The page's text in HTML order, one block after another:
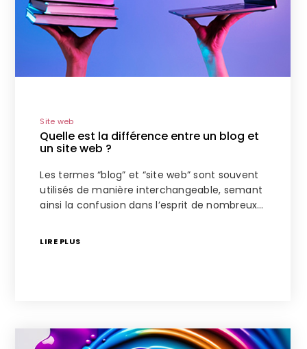
Site web
Quelle est la différence entre un blog et
un site web ?
Les termes “blog” et “site web” sont souvent
utilisés de manière interchangeable, semant
ainsi la confusion dans l’esprit de nombreux…
LIRE PLUS